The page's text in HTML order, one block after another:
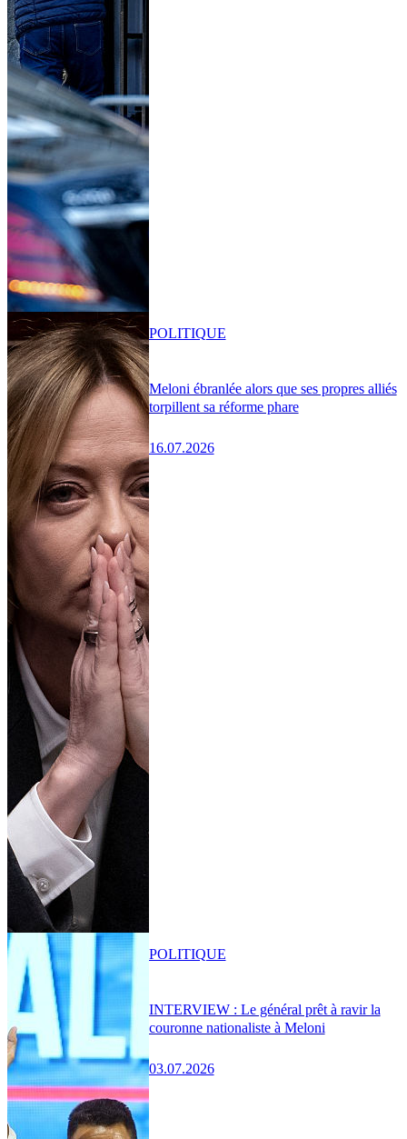
Meloni ébranlée alors que ses propres alliés
torpillent sa réforme phare
16.07.2026
POLITIQUE
INTERVIEW : Le général prêt à ravir la
couronne nationaliste à Meloni
03.07.2026
POLITIQUE